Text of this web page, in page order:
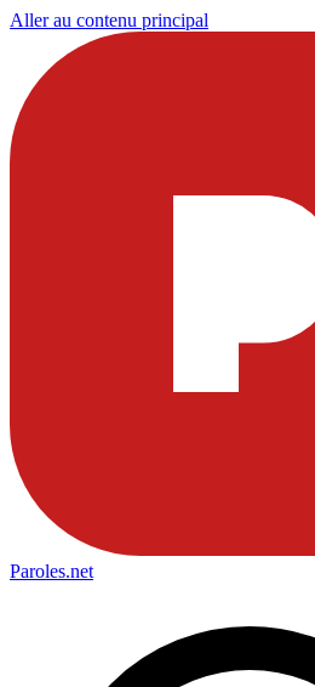
Aller au contenu principal
Paroles.net